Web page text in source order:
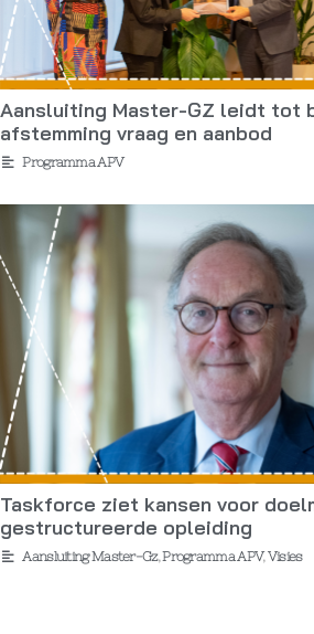
Aansluiting Master-GZ leidt tot
afstemming vraag en aanbod
Programma APV
Taskforce ziet kansen voor
gestructureerde opleiding
Aansluiting Master-Gz,Programma APV,Visies